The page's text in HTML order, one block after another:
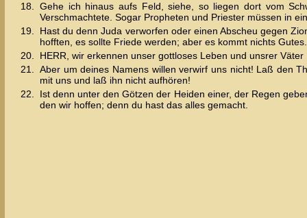
18.
Gehe ich hinaus aufs Feld, siehe, so liegen dort vom
Verschmachtete. Sogar Propheten und Priester müssen in
19.
Hast du denn Juda verworfen oder einen Abscheu gegen
hofften, es sollte Friede werden; aber es kommt nichts
20.
HERR, wir erkennen unser gottloses Leben und unsrer
21.
Aber um deines Namens willen verwirf uns nicht! Laß den
mit uns und laß ihn nicht aufhören!
22.
Ist denn unter den Götzen der Heiden einer, der Regen
den wir hoffen; denn du hast das alles gemacht.